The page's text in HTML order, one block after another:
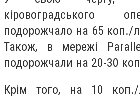
кіровоградського
подорожчало на 65 коп./
Також, в мережі
подорожчали на 20-30
Крім того, на 10